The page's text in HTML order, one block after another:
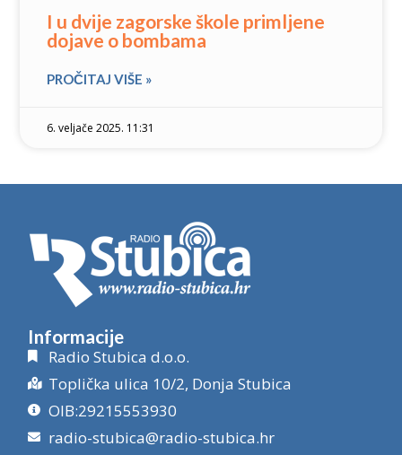
I u dvije zagorske škole primljene
dojave o bombama
PROČITAJ VIŠE »
6. veljače 2025. 11:31
Informacije
Radio Stubica d.o.o.
Toplička ulica 10/2, Donja Stubica
OIB:29215553930
radio-stubica@radio-stubica.hr